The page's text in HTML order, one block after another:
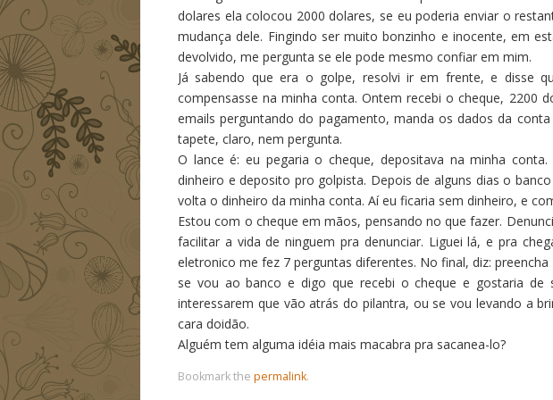
dolares ela colocou 2000 dolares, se eu poderia enviar o
mudança dele. Fingindo ser muito bonzinho e inocente, em
devolvido, me pergunta se ele pode mesmo confiar em mim.
Já sabendo que era o golpe, resolvi ir em frente, e disse
compensasse na minha conta. Ontem recebi o cheque, 2200
emails perguntando do pagamento, manda os dados da
tapete, claro, nem pergunta.
O lance é: eu pegaria o cheque, depositava na minha
dinheiro e deposito pro golpista. Depois de alguns dias o
volta o dinheiro da minha conta. Aí eu ficaria sem dinheiro, e
Estou com o cheque em mãos, pensando no que fazer.
facilitar a vida de ninguem pra denunciar. Liguei lá, e pra
eletronico me fez 7 perguntas diferentes. No final, diz:
se vou ao banco e digo que recebi o cheque e gostaria
interessarem que vão atrás do pilantra, ou se vou levando a
cara doidão.
Alguém tem alguma idéia mais macabra pra sacanea-lo?
Bookmark the permalink.